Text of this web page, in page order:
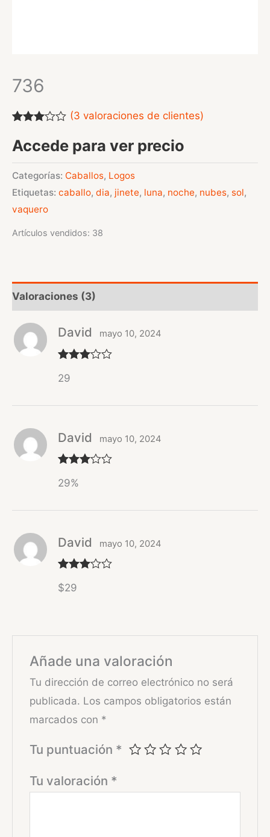
736
con
3.00de
5 en
base a
valoraciones
de
(3 valoraciones de clientes)
Accede para ver precio
Categorías: Caballos, Logos
Etiquetas: caballo, dia, jinete, luna, noche, nubes, sol,
vaquero
Artículos vendidos: 38
Valoraciones (3)
o con
David mayo 10, 2024
29
o con
David mayo 10, 2024
29%
o con
David mayo 10, 2024
$29
Añade una valoración
Tu dirección de correo electrónico no será
publicada. Los campos obligatorios están
marcados con *
Tu puntuación *
Tu valoración *